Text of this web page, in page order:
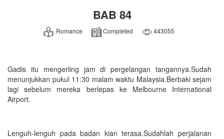
BAB 84
Romance Completed 443055
Gadis itu mengerling jam di pergelangan tangannya.Sudah
menunjukkan pukul 11:30 malam waktu Malaysia.Berbaki sejam
lagi sebelum mereka berlepas ke Melbourne International
Airport.
Lenguh-lenguh pada badan kian terasa.Sudahlah perjalanan